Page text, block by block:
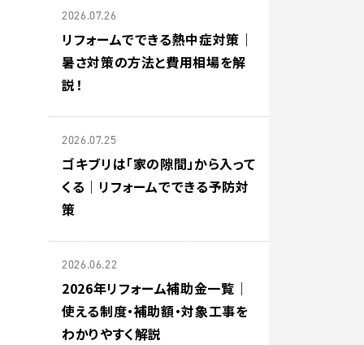
2026.07.26
リフォームでできる熱中症対策｜
暑さ対策の方法と費用相場を解
説！
2026.07.25
ゴキブリは「家の隙間」から入って
くる｜リフォームでできる予防対
策
2026.06.22
2026年リフォーム補助金一覧｜
使える制度・補助額・対象工事を
わかりやすく解説